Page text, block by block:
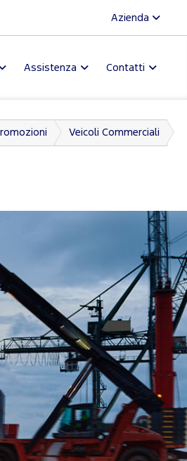
Azienda
Assistenza Contatti
Veicoli Commerciali